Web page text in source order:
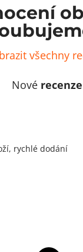
všechny
Nové recenze
rychlé dodání